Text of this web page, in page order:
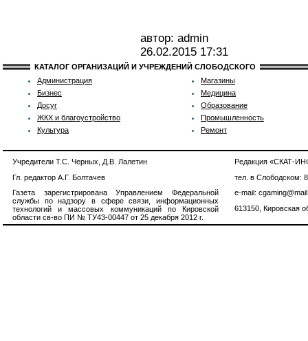
автор: admin
26.02.2015 17:31
КАТАЛОГ ОРГАНИЗАЦИЙ И УЧРЕЖДЕНИЙ СЛОБОДСКОГО
Администрация
Бизнес
Досуг
ЖКХ и благоустройство
Культура
Магазины
Медицина
Образование
Промышленность
Ремонт
Учредители Т.С. Черных, Д.В. Лалетин
Гл. редактор А.Г. Болтачев
Газета зарегистрирована Управлением Федеральной
службы по надзору в сфере связи, информационных
технологий и массовых коммуникаций по Кировской
области св-во ПИ № ТУ43-00447 от 25 декабря 2012 г.
Редакция «СКАТ-
тел. в Слободском:
e-mail:
613150, Кировская